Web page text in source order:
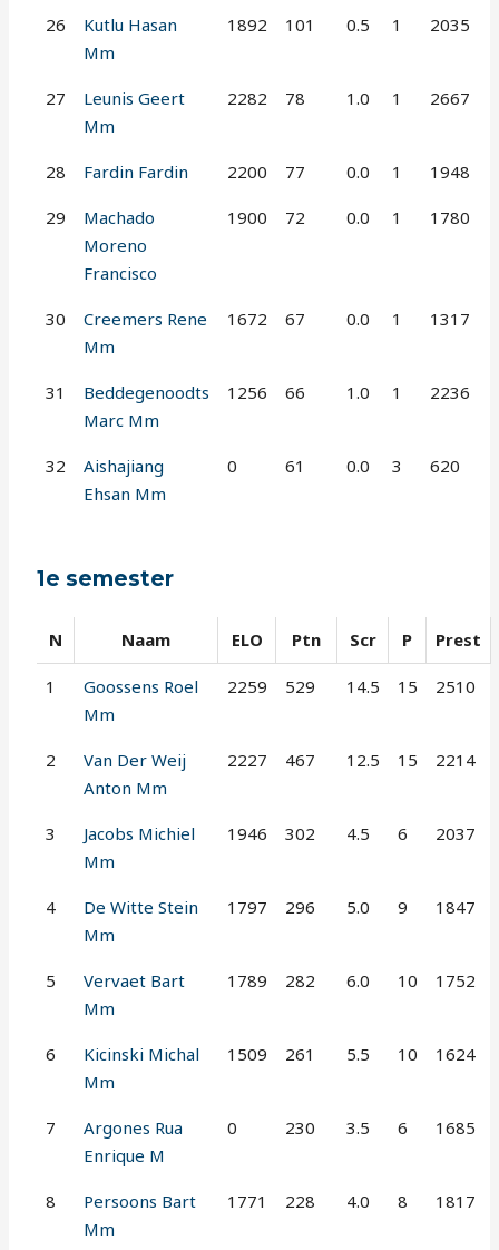
26
Kutlu Hasan
Mm
1892 101 0.5 1 2035
27
Leunis Geert
Mm
2282 78 1.0 1 2667
28 Fardin Fardin 2200 77 0.0 1 1948
29
Machado
Moreno
Francisco
1900 72 0.0 1 1780
30
Creemers Rene
Mm
1672 67 0.0 1 1317
31
Beddegenoodts
Marc Mm
1256 66 1.0 1 2236
32
Aishajiang
Ehsan Mm
0 61 0.0 3 620
1e semester
N Naam ELO Ptn Scr P Prest
1
Goossens Roel
Mm
2259 529 14.5 15 2510
2
Van Der Weij
Anton Mm
2227 467 12.5 15 2214
3
Jacobs Michiel
Mm
1946 302 4.5 6 2037
4
De Witte Stein
Mm
1797 296 5.0 9 1847
5
Vervaet Bart
Mm
1789 282 6.0 10 1752
6
Kicinski Michal
Mm
1509 261 5.5 10 1624
7
Argones Rua
Enrique M
0 230 3.5 6 1685
8
Persoons Bart
Mm
1771 228 4.0 8 1817